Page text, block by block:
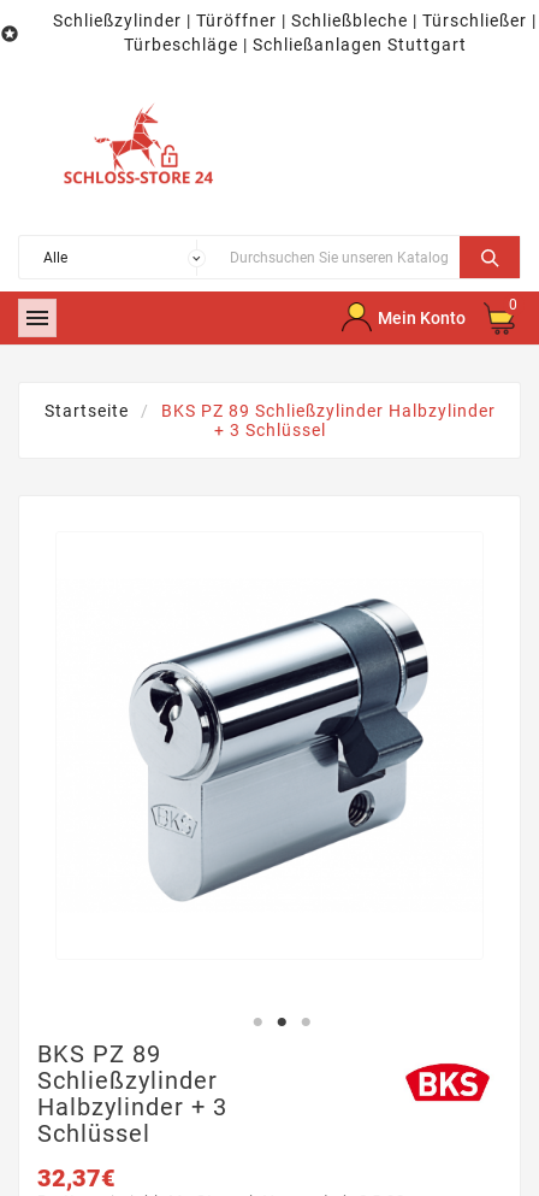

Schließzylinder | Türöffner | Schließbleche | Türschließer |
Türbeschläge | Schließanlagen Stuttgart
 Mein Konto
0
Startseite
BKS PZ 89 Schließzylinder Halbzylinder
+ 3 Schlüssel
BKS PZ 89
Schließzylinder
Halbzylinder + 3
Schlüssel
32,37€